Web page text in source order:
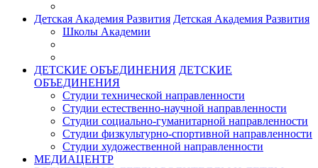
Детская Академия Развития Детская Академия Развития
Школы Академии
ДЕТСКИЕ ОБЪЕДИНЕНИЯ ДЕТСКИЕ
ОБЪЕДИНЕНИЯ
Студии технической направленности
Студии естественно-научной направленности
Студии социально-гуманитарной направленности
Студии физкультурно-спортивной направленности
Студии художественной направленности
МЕДИАЦЕНТР